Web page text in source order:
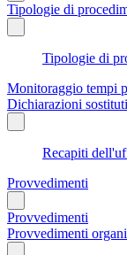
Tipologie di
Tipologie di
Monitoraggio tempi
Dichiarazioni
Recapiti
Provvedimenti
Provvedimenti
Provvedimenti